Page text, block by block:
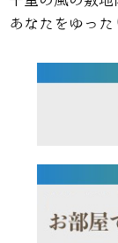
あなたをゆった